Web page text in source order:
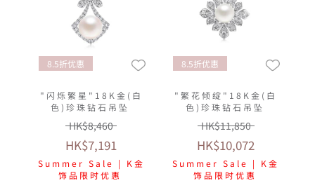
8.5折优惠
"闪烁繁星"18K金(白
色)珍珠钻石吊坠
HK$8,460
HK$7,191
Summer Sale | K金
饰品限时优惠
8.5折优惠
"繁花倾绽"18K金(白
色)珍珠钻石吊坠
HK$11,850
HK$10,072
Summer Sale | K金
饰品限时优惠